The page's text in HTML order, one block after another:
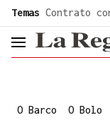
Temas Contrato
header.menu.open
O Barco O Bolo